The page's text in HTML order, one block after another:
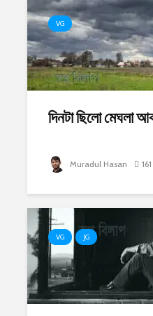
VG
দিনটা ছিলো মেঘলা
Muradul Hasan
VG JG